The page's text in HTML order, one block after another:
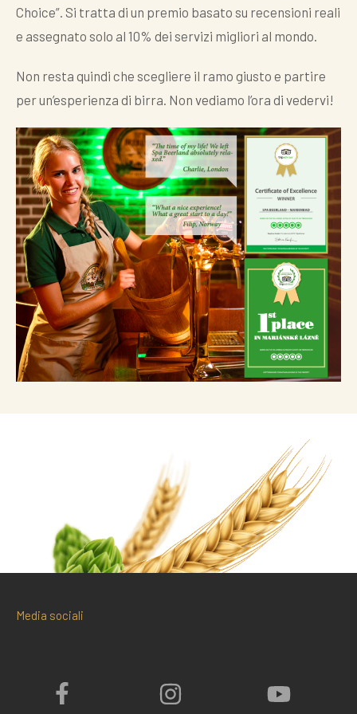
Choice”. Si tratta di un premio basato su recensioni reali
e assegnato solo al 10% dei servizi migliori al mondo.
Non resta quindi che scegliere il ramo giusto e partire
per un’esperienza di birra. Non vediamo l’ora di vedervi!
Media sociali